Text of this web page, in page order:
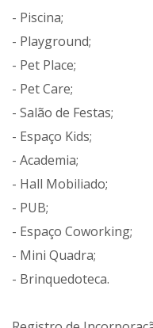
- Piscina;
- Playground;
- Pet Place;
- Pet Care;
- Salão de Festas;
- Espaço Kids;
- Academia;
- Hall Mobiliado;
- PUB;
- Espaço Coworking;
- Mini Quadra;
- Brinquedoteca.